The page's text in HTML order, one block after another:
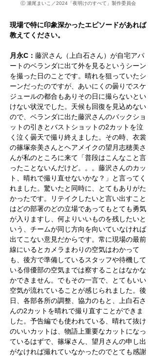
Ⓒ 瀬尾まいこ／2024「夜明けのすべて」製作委員会
現場で特に印象深かったエピソードがあれば
教えてください。
月永C： 藤沢さん（上白石さん）が自宅アパ
ートのベランダに出て外を見るというシーン
を撮った日のことです。晴れを狙っていたシ
ーンだったのですが、あいにくの曇りでスケ
ジュールの都合もありその日に撮らないとい
けない状況でした。天候も回復を見込めない
ので、ベランダに出た藤沢さんのバックショ
ットの引きとバストショットの2カットを泣
く泣く曇天で撮り終えました。その時、衣裳
の篠塚奈美さんとヘアメイクの望月志穂美さ
んが私のところに来て「普段はこんなこと言
ったことないんだけど。。。藤沢さんのカッ
ト、晴れで撮り直せないかな？」と言ってく
れました。驚いたと同時に、とてもありがた
かったです。リテイクしたいと言い出すこと
はどの部署のどの立場であってもとても勇気
が入りますし、何よりいいものを残したいと
いう、チームが同じ方向を向いていなければ
出てこない意見だからです。常に現場の最前
線にいるとカメラまわりの空気はわかって
も、後方で準備しているスタッフや待機して
いる俳優部の空気までは察することはなかな
かできません。でもその一言で、とてもいい
空気が流れていることが感じられました。後
日、各部各所の調整、協力のもと、上白石さ
んの2カットを晴れで撮り直すことができま
した。予告編でも使われている、晴れて抜け
のいいカットは、物語上重要なカットになっ
ているはずで、篠塚さん、望月さんの申し出
がなければ撮れていなかったのでとても感謝